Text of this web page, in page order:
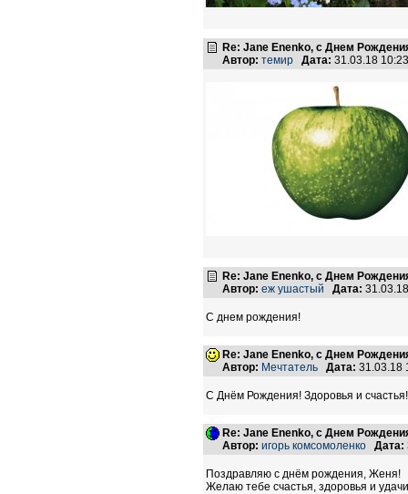
Re: Jane Enenko, с Днем
Автор: темир Дата: 31.03.18
Re: Jane Enenko, с Днем
Автор: еж ушастый Дата:
С днем рождения!
Re: Jane Enenko, с Днем
Автор: Мечтатель Дата:
С Днём Рождения! Здоровья и счастья!
Re: Jane Enenko, с Днем
Автор: игорь комсомоленко Дата:
Поздравляю с днём рождения, Женя!
Желаю тебе счастья, здоровья и